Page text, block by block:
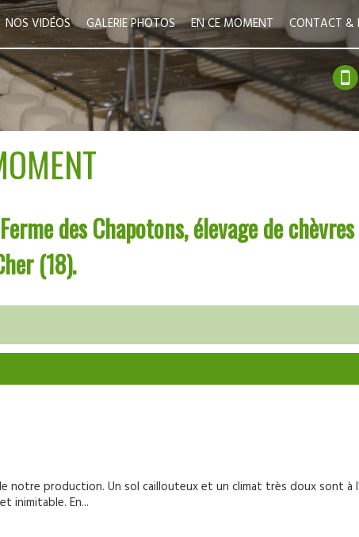
NOS VIDÉOS GALERIE PHOTOS EN CE MOMENT CONTACT &
des Chapotons, élevage de
(18).
notre production. Un sol caillouteux et un climat très doux sont à
inimitable. En...